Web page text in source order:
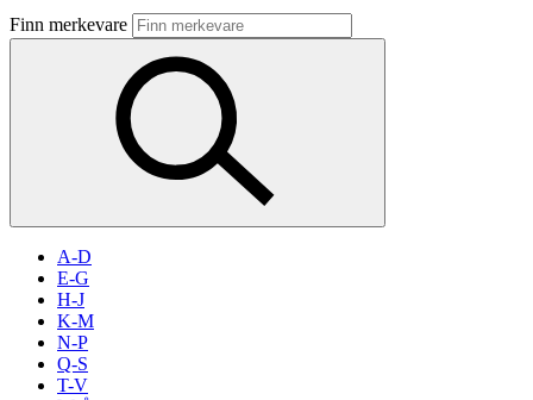
Butikker
Mat og drikke
Aktiviteter
Inspirasjon
Søk
Finn merkevare
A-D
E-G
H-J
K-M
N-P
Q-S
T-V